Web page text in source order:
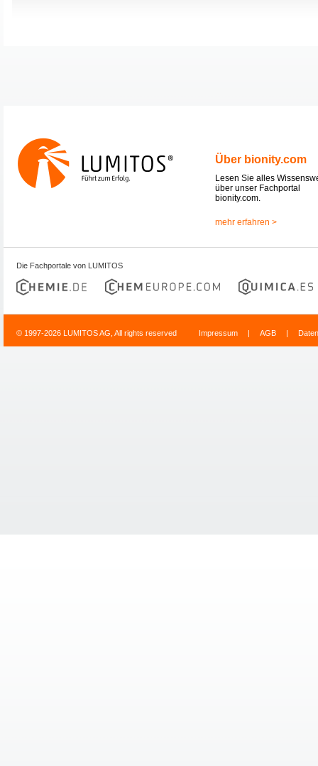
Über bionity.com
Lesen Sie alles
über unser Fachportal
bionity.com.
mehr erfahren >
Die Fachportale von LUMITOS
© 1997-2026 LUMITOS AG, All rights reserved Impressum | AGB |